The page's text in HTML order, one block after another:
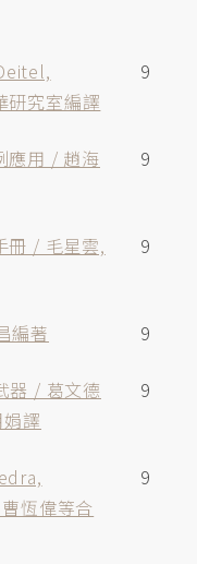
究室編譯
9
應用 / 趙海
9
冊 / 毛星雲,
9
編著 9
器 / 葛文德
譯
9
恆偉等合
9